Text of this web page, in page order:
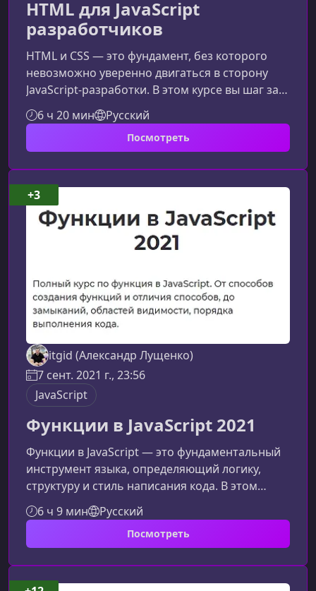
HTML для JavaScript
разработчиков
HTML и CSS — это фундамент, без которого
невозможно уверенно двигаться в сторону
JavaScript‑разработки. В этом курсе вы шаг за
шагом освоите современные инструменты
вёрстки, научитесь создавать адаптивные
сайты и свяжете интерфейс с JavaScript, чтобы
строить полноценные, живые
веб‑приложения.Чему вы научитесьКурс
направлен на практическое освоение HTML,
CSS и базовых инструментов фронтенда,
необходимых каждому JavaScript-
разработчику. Созда
6 ч 20 мин Русский
Посмотреть
itgid (Александр Лущенко)
7 сент. 2021 г., 23:56
JavaScript
Функции в JavaScript 2021
Функции в JavaScript — это фундаментальный
инструмент языка, определяющий логику,
структуру и стиль написания кода. В этом
курсе вы получите пошаговое и современное
объяснение всех аспектов работы с
функциями: от основ до продвинутых
видимости.Что вы узнаете в этом
курсеМатериал охватывает как базовые, так и
6 ч 9 мин Русский
Посмотреть
+3